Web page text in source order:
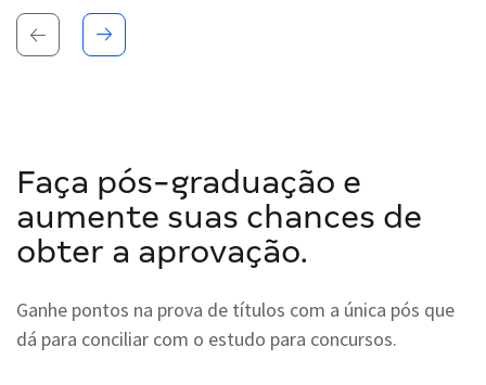
Faça pós-graduação e
aumente suas chances de
obter a aprovação.
Ganhe pontos na prova de títulos com a única pós que
dá para conciliar com o estudo para concursos.